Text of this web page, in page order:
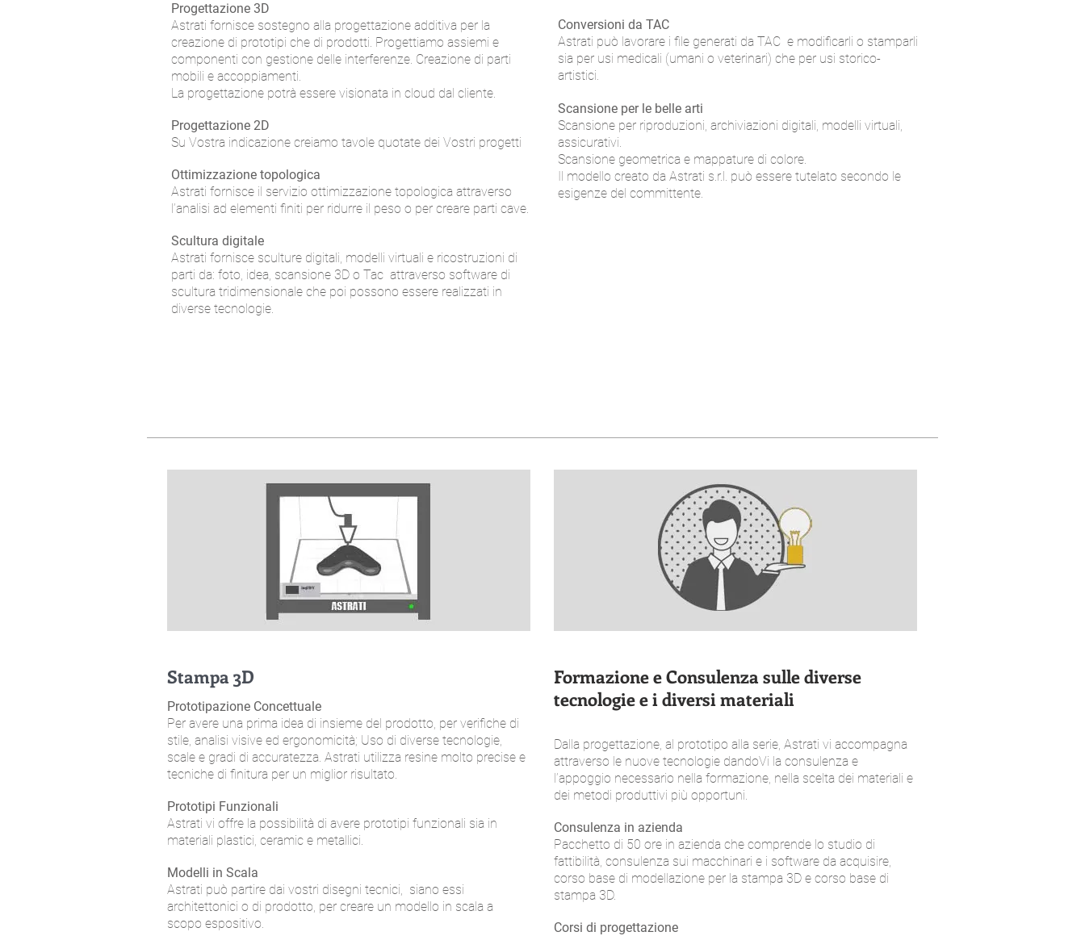
Progettazione 3D
Astrati fornisce sostegno alla progettazione additiva per la
creazione di prototipi che di prodotti. Progettiamo assiemi e
componenti con gestione delle interferenze. Creazione di parti
mobili e accoppiamenti.
La progettazione potrà essere visionata in cloud dal cliente.
Progettazione 2D
Su Vostra indicazione creiamo tavole quotate dei Vostri progetti
Ottimizzazione topologica
Astrati fornisce il servizio ottimizzazione topologica attraverso
l’analisi ad elementi finiti per ridurre il peso o per creare parti cave.
Scultura digitale
Astrati fornisce sculture digitali, modelli virtuali e ricostruzioni di
parti da: foto, idea, scansione 3D o Tac attraverso software di
scultura tridimensionale che poi possono essere realizzati in
diverse tecnologie.
Conversioni da TAC
Astrati può lavorare i file generati da TAC e modificarli o stamparli
sia per usi medicali (umani o veterinari) che per usi storico-
artistici.
Scansione per le belle arti
Scansione per riproduzioni, archiviazioni digitali, modelli virtuali,
assicurativi.
Scansione geometrica e mappature di colore.
Il modello creato da Astrati s.r.l. può essere tutelato secondo le
esigenze del committente.
Stampa 3D
Prototipazione Concettuale
Per avere una prima idea di insieme del prodotto, per verifiche di
stile, analisi visive ed ergonomicità; Uso di diverse tecnologie,
scale e gradi di accuratezza. Astrati utilizza resine molto precise e
tecniche di finitura per un miglior risultato.
Prototipi Funzionali
Astrati vi offre la possibilità di avere prototipi funzionali sia in
materiali plastici, ceramic e metallici.
Modelli in Scala
Astrati può partire dai vostri disegni tecnici, siano essi
architettonici o di prodotto, per creare un modello in scala a
scopo espositivo.
Formazione e Consulenza sulle diverse
tecnologie e i diversi materiali
Dalla progettazione, al prototipo alla serie, Astrati vi accompagna
attraverso le nuove tecnologie dandoVi la consulenza e
l’appoggio necessario nella formazione, nella scelta dei materiali e
dei metodi produttivi più opportuni.
Consulenza in azienda
Pacchetto di 50 ore in azienda che comprende lo studio di
fattibilità, consulenza sui macchinari e i software da acquisire,
corso base di modellazione per la stampa 3D e corso base di
stampa 3D.
Corsi di progettazione